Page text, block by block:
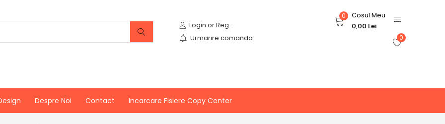
Login or Register
Urmarire comanda
0
Cosul Meu
0,00 Lei
0
Despre Noi Contact Incarcare Fisiere Copy Center